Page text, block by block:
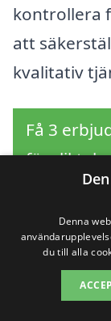
kontrollera
att
kvalitativ
Få 3
Sök
Denna
du till alla